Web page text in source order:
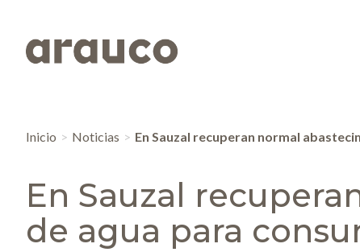
Inicio Noticias En Sauzal recuperan normal
En Sauzal
de agua para